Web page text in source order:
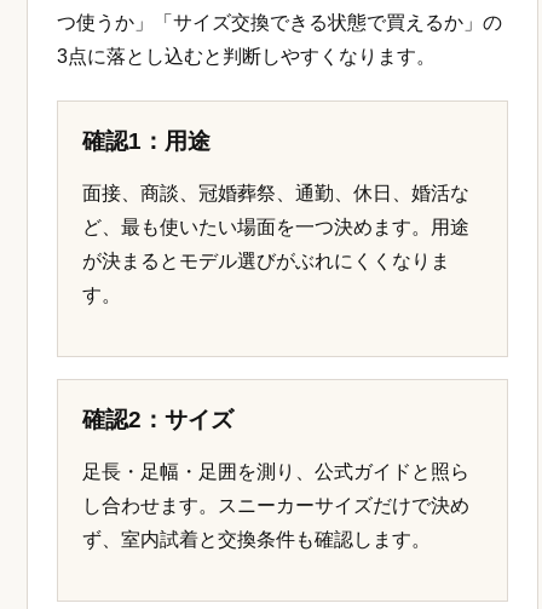
つ使うか」「サイズ交換できる状態で買えるか」の
3点に落とし込むと判断しやすくなります。
確認1：用途
面接、商談、冠婚葬祭、通勤、休日、婚活な
ど、最も使いたい場面を一つ決めます。用途
が決まるとモデル選びがぶれにくくなりま
す。
確認2：サイズ
足長・足幅・足囲を測り、公式ガイドと照ら
し合わせます。スニーカーサイズだけで決め
ず、室内試着と交換条件も確認します。